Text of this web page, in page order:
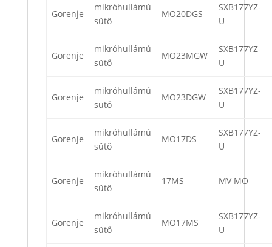
Gorenje
mikróhullámú
sütő
MO20DGS
SXB177YZ-
U
Gorenje
mikróhullámú
sütő
MO23MGW
SXB177YZ-
U
Gorenje
mikróhullámú
sütő
MO23DGW
SXB177YZ-
U
Gorenje
mikróhullámú
sütő
MO17DS
SXB177YZ-
U
Gorenje
mikróhullámú
sütő
17MS MV MO
Gorenje
mikróhullámú
sütő
MO17MS
SXB177YZ-
U